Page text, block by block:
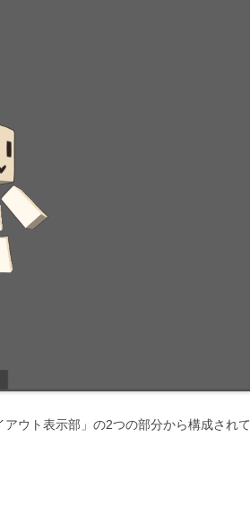
ウト表示部」の2つの部分から構成されて